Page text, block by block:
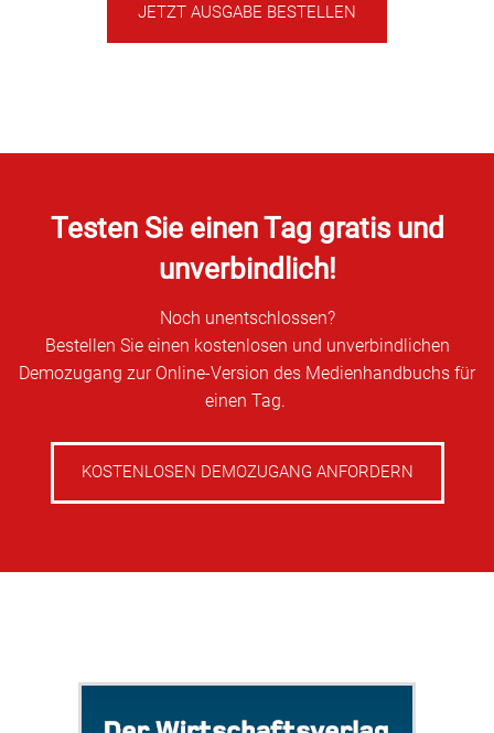
JETZT AUSGABE BESTELLEN
Testen Sie einen Tag gratis und
unverbindlich!
Noch unentschlossen?
Bestellen Sie einen kostenlosen und unverbindlichen
Demozugang zur Online-Version des Medienhandbuchs für
einen Tag.
KOSTENLOSEN DEMOZUGANG ANFORDERN